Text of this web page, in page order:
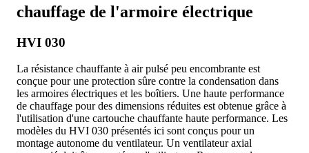
chauffage de l'armoire électrique
HVI 030
La résistance chauffante à air pulsé peu encombrante est
conçue pour une protection sûre contre la condensation dans
les armoires électriques et les boîtiers. Une haute performance
de chauffage pour des dimensions réduites est obtenue grâce à
l'utilisation d'une cartouche chauffante haute performance. Les
modèles du HVI 030 présentés ici sont conçus pour un
montage autonome du ventilateur. Un ventilateur axial